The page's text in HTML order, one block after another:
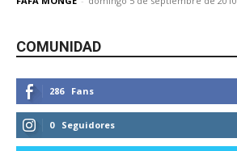
COMUNIDAD
286 Fans
0 Seguidores